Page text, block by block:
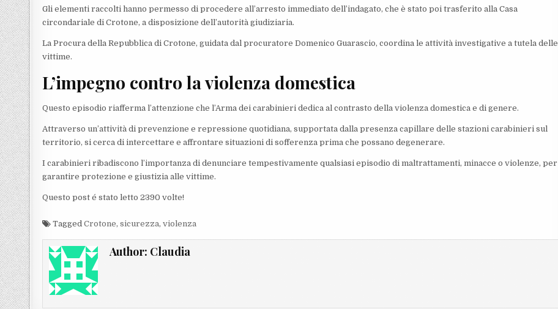
Gli elementi raccolti hanno permesso di procedere all’arresto immediato dell’indagato, che è stato poi trasferito alla Casa
circondariale di Crotone, a disposizione dell’autorità giudiziaria.
La Procura della Repubblica di Crotone, guidata dal procuratore Domenico Guarascio, coordina le attività investigative a tutela delle
vittime.
L’impegno contro la violenza domestica
Questo episodio riafferma l’attenzione che l’Arma dei carabinieri dedica al contrasto della violenza domestica e di genere.
Attraverso un’attività di prevenzione e repressione quotidiana, supportata dalla presenza capillare delle stazioni carabinieri sul
territorio, si cerca di intercettare e affrontare situazioni di sofferenza prima che possano degenerare.
I carabinieri ribadiscono l’importanza di denunciare tempestivamente qualsiasi episodio di maltrattamenti, minacce o violenze, per
garantire protezione e giustizia alle vittime.
Questo post é stato letto 2390 volte!
TaggedCrotone,sicurezza,violenza
Author: Claudia